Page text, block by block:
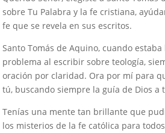
sobre Tu Palabra y la fe cristiana,
fe que se revela en sus escritos.
Santo Tomás de Aquino, cuando
problema al escribir sobre teología,
oración por claridad. Ora por mí para
tú, buscando siempre la guía de Dios a
Tenías una mente tan brillante que
los misterios de la fe católica para